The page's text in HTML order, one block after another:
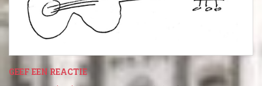
GEEF EEN REACTIE